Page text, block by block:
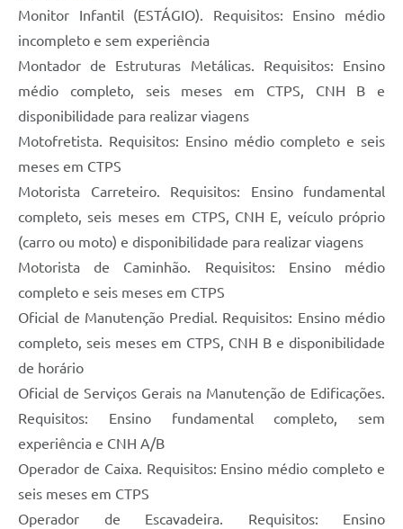
Monitor Infantil (ESTÁGIO). Requisitos: Ensino médio
incompleto e sem experiência
Montador de Estruturas Metálicas. Requisitos: Ensino
médio completo, seis meses em CTPS, CNH B e
disponibilidade para realizar viagens
Motofretista. Requisitos: Ensino médio completo e seis
meses em CTPS
Motorista Carreteiro. Requisitos: Ensino fundamental
completo, seis meses em CTPS, CNH E, veículo próprio
(carro ou moto) e disponibilidade para realizar viagens
Motorista de Caminhão. Requisitos: Ensino médio
completo e seis meses em CTPS
Oficial de Manutenção Predial. Requisitos: Ensino médio
completo, seis meses em CTPS, CNH B e disponibilidade
de horário
Oficial de Serviços Gerais na Manutenção de Edificações.
Requisitos: Ensino fundamental completo, sem
experiência e CNH A/B
Operador de Caixa. Requisitos: Ensino médio completo e
seis meses em CTPS
Operador de Escavadeira. Requisitos: Ensino